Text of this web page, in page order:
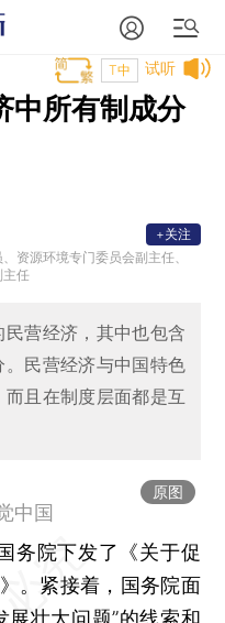
试听
T中
中所有制成分
资源环境专门委员会副主任、
主任
+关注
营经济，其中也包含
民营经济与中国特色
且在制度层面都是互
原图
中国
院下发了《关于促
。紧接着，国务院面
展壮大问题”的线索和